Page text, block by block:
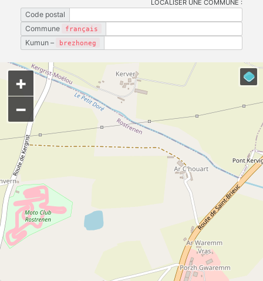
LOCALISER UNE COMMUNE :
Code postal
Commune
français
Kumun – brezhoneg
+
−